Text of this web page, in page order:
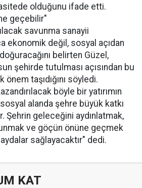
olduğunu ifade etti.
geçebilir"
savunma sanayii
ekonomik değil, sosyal açıdan
belirten Güzel,
şehirde tutulması açısından bu
önem taşıdığını söyledi.
böyle bir yatırımın
alanda şehre büyük katkı
Şehrin geleceğini aydınlatmak,
ve göçün önüne geçmek
sağlayacaktır" dedi.
KAT